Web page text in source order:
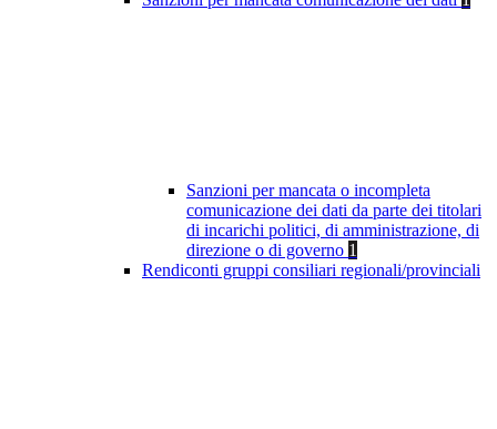
Sanzioni per mancata o incompleta
comunicazione dei dati da parte dei titolari
di incarichi politici, di amministrazione, di
direzione o di governo 1
Rendiconti gruppi consiliari regionali/provinciali